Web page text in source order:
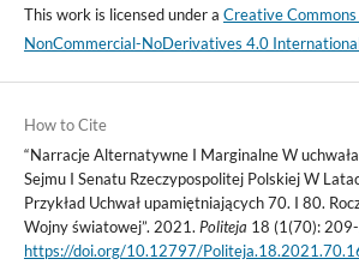
This work is licensed under a Creative
NonCommercial-NoDerivatives 4.0
How to Cite
“Narracje Alternatywne I Marginalne W
Sejmu I Senatu Rzeczypospolitej Polskiej W
Przykład Uchwał upamiętniających 70. I 80.
Wojny światowej”. 2021. Politeja 18 (1(70):
https://doi.org/10.12797/